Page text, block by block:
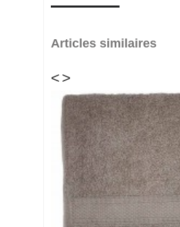
Articles similaires
< >